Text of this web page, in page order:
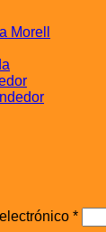
Morell
*